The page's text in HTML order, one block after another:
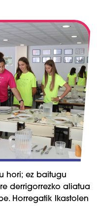
hori; ez baitugu
derrigorrezko aliatua
Horregatik Ikastolen